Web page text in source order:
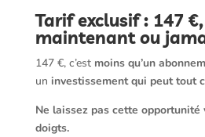
Tarif exclusif : 147 €,
maintenant ou
147 €, c’est moins qu’un
un investissement qui peut tout
Ne laissez pas cette
doigts.